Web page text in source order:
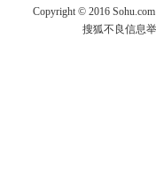
Copyright © 2016
搜狐不良信息